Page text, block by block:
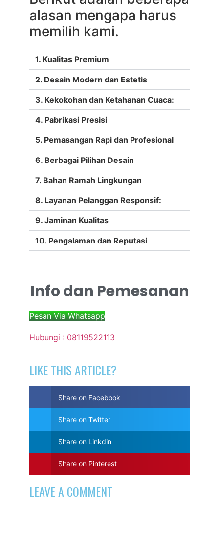
alasan mengapa harus
memilih kami.
1. Kualitas Premium
2. Desain Modern dan Estetis
3. Kekokohan dan Ketahanan Cuaca:
4. Pabrikasi Presisi
5. Pemasangan Rapi dan Profesional
6. Berbagai Pilihan Desain
7. Bahan Ramah Lingkungan
8. Layanan Pelanggan Responsif:
9. Jaminan Kualitas
10. Pengalaman dan Reputasi
Info dan Pemesanan
Pesan Via Whatsapp
Hubungi : 08119522113
LIKE THIS ARTICLE?
Share on Facebook
Share on Twitter
Share on Linkdin
Share on Pinterest
LEAVE A COMMENT